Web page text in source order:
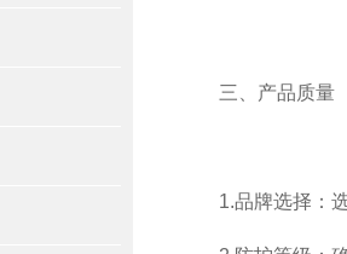
三、产品质量
1.品牌选择：选